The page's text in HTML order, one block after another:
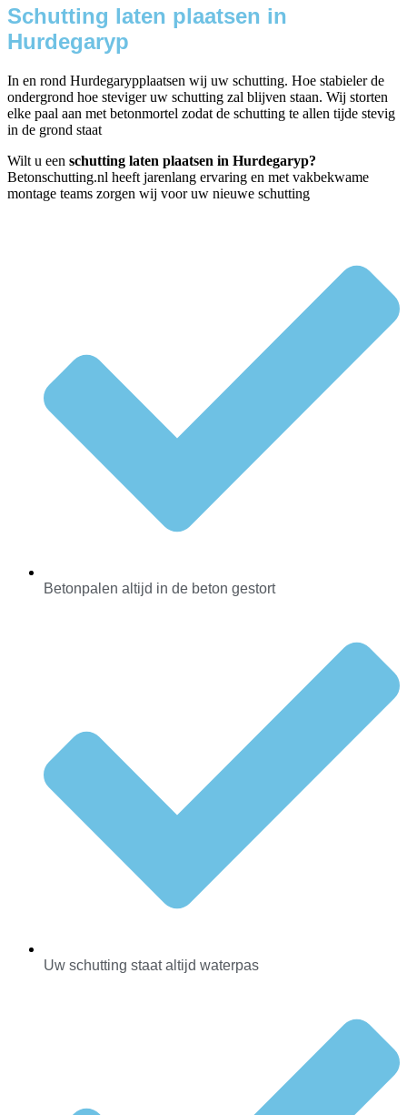
Schutting laten plaatsen in
Hurdegaryp
In en rond Hurdegarypplaatsen wij uw schutting. Hoe stabieler de
ondergrond hoe steviger uw schutting zal blijven staan. Wij storten
elke paal aan met betonmortel zodat de schutting te allen tijde stevig
in de grond staat
Wilt u een schutting laten plaatsen in Hurdegaryp?
Betonschutting.nl heeft jarenlang ervaring en met vakbekwame
montage teams zorgen wij voor uw nieuwe schutting
Betonpalen altijd in de beton gestort
Uw schutting staat altijd waterpas